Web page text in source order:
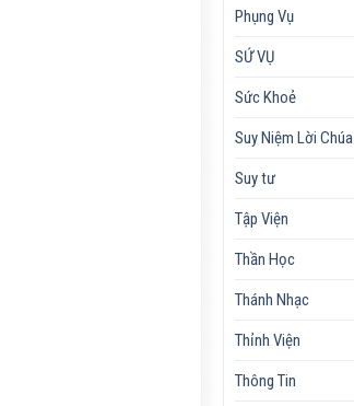
Phụng Vụ
SỨ VỤ
Sức Khoẻ
Suy Niệm Lời Chúa
Suy tư
Tập Viện
Thần Học
Thánh Nhạc
Thỉnh Viện
Thông Tin